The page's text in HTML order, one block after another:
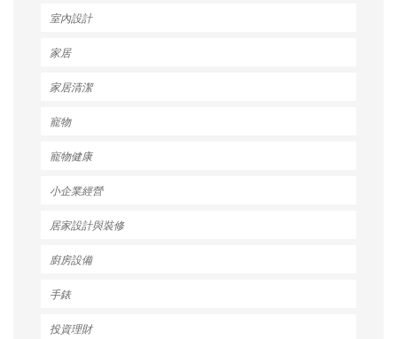
室內設計
家居
家居清潔
寵物
寵物健康
小企業經營
居家設計與裝修
廚房設備
手錶
投資理財